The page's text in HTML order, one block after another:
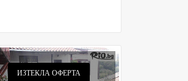
ИЗТЕКЛА ОФЕРТА